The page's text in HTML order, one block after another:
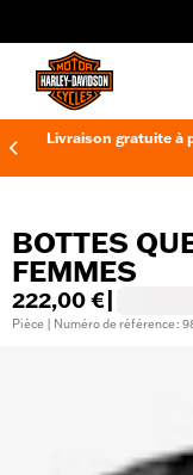
Livraison gratuite à
BOTTES
FEMMES
222,00 €
Pièce | Numéro de référence :